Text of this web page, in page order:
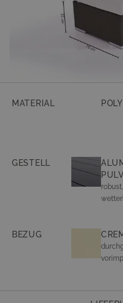
MATERIAL
GESTELL
BEZUG